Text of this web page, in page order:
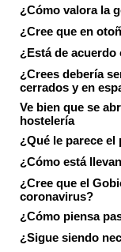
¿Cómo valora la
¿Cree que en
¿Está de
¿Crees debería
cerrados y en
Ve bien que se
hostelería
¿Qué le parece el
¿Cómo está
¿Cree que el
coronavirus?
¿Cómo piensa
¿Sigue siendo